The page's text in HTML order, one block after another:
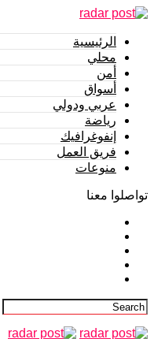
الرئيسية
محلي
أمن
أسواق
عربي ودولي
رياضة
إنفوغرافيك
فريق العمل
منوعات
تواصلوا معنا